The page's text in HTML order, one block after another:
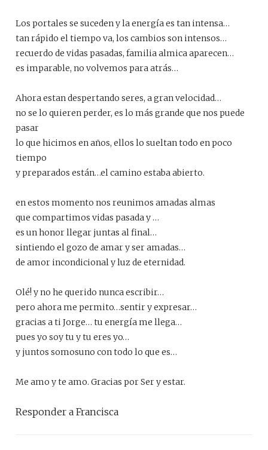
Los portales se suceden y la energía es tan intensa…
tan rápido el tiempo va, los cambios son intensos…
recuerdo de vidas pasadas, familia almica aparecen…
es imparable, no volvemos para atrás…
Ahora estan despertando seres, a gran velocidad…
no se lo quieren perder, es lo más grande que nos puede
pasar
lo que hicimos en años, ellos lo sueltan todo en poco
tiempo
y preparados están…el camino estaba abierto.
en estos momento nos reunimos amadas almas
que compartimos vidas pasada y …
es un honor llegar juntas al final…
sintiendo el gozo de amar y ser amadas…
de amor incondicional y luz de eternidad.
Olé! y no he querido nunca escribir…
pero ahora me permito…sentir y expresar…
gracias a ti Jorge… tu energía me llega…
pues yo soy tu y tu eres yo…
y juntos somosuno con todo lo que es…
Me amo y te amo. Gracias por Ser y estar.
Responder a Francisca